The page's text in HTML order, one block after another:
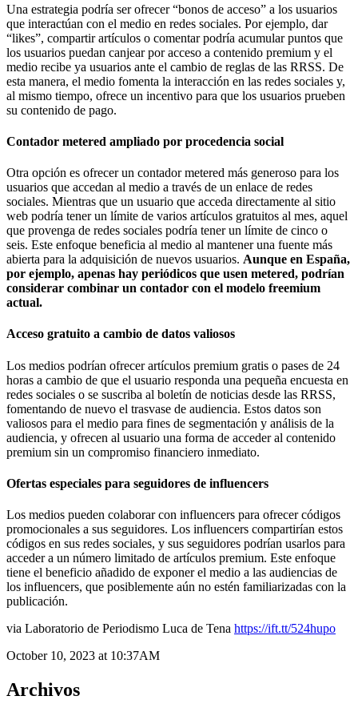
Una estrategia podría ser ofrecer “bonos de acceso” a los usuarios
que interactúan con el medio en redes sociales. Por ejemplo, dar
“likes”, compartir artículos o comentar podría acumular puntos que
los usuarios puedan canjear por acceso a contenido premium y el
medio recibe ya usuarios ante el cambio de reglas de las RRSS. De
esta manera, el medio fomenta la interacción en las redes sociales y,
al mismo tiempo, ofrece un incentivo para que los usuarios prueben
su contenido de pago.
Contador metered ampliado por procedencia social
Otra opción es ofrecer un contador metered más generoso para los
usuarios que accedan al medio a través de un enlace de redes
sociales. Mientras que un usuario que acceda directamente al sitio
web podría tener un límite de varios artículos gratuitos al mes, aquel
que provenga de redes sociales podría tener un límite de cinco o
seis. Este enfoque beneficia al medio al mantener una fuente más
abierta para la adquisición de nuevos usuarios. Aunque en España,
por ejemplo, apenas hay periódicos que usen metered, podrían
considerar combinar un contador con el modelo freemium
actual.
Acceso gratuito a cambio de datos valiosos
Los medios podrían ofrecer artículos premium gratis o pases de 24
horas a cambio de que el usuario responda una pequeña encuesta en
redes sociales o se suscriba al boletín de noticias desde las RRSS,
fomentando de nuevo el trasvase de audiencia. Estos datos son
valiosos para el medio para fines de segmentación y análisis de la
audiencia, y ofrecen al usuario una forma de acceder al contenido
premium sin un compromiso financiero inmediato.
Ofertas especiales para seguidores de influencers
Los medios pueden colaborar con influencers para ofrecer códigos
promocionales a sus seguidores. Los influencers compartirían estos
códigos en sus redes sociales, y sus seguidores podrían usarlos para
acceder a un número limitado de artículos premium. Este enfoque
tiene el beneficio añadido de exponer el medio a las audiencias de
los influencers, que posiblemente aún no estén familiarizadas con la
publicación.
via Laboratorio de Periodismo Luca de Tena https://ift.tt/524hupo
October 10, 2023 at 10:37AM
Archivos